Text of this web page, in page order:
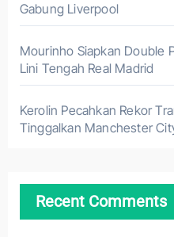
Gabung Liverpool
Mourinho Siapkan Double
Lini Tengah Real Madrid
Kerolin Pecahkan Rekor
Tinggalkan Manchester
Recent Comments